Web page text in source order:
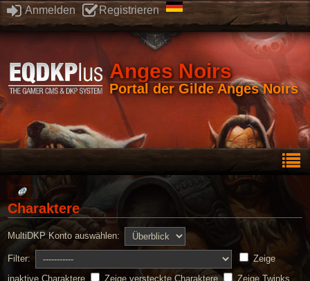
Anmelden Registrieren
Anges Noirs
Portal der Gilde Anges Noirs
Charaktere
MultiDKP Konto auswählen:
Filter:
Zeige
inaktive Charaktere
Zeige versteckte Charaktere Zeige Twinks